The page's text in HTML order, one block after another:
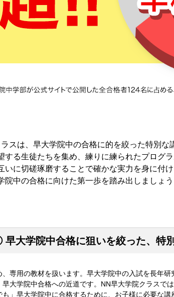
スは、早大学院中の合格に的を絞った特別な
する生徒たちを集め、練りに練られたプログ
いに切磋琢磨することで確かな実力を身に付
中の合格に向けた第一歩を踏み出しましょう
早大学院中合格に狙いを絞った、 特
専用の教材を扱います。早大学院中の入試を長年
大学院中合格への近道です。NN早大学院クラスで
」早大学院中に合格するために、お子様に必要な講